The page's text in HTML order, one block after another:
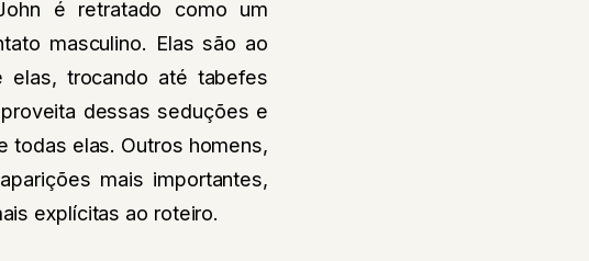
masculino. Elas são ao
elas, trocando até tabefes
dessas seduções e
todas elas. Outros homens,
mais importantes,
explícitas ao roteiro.